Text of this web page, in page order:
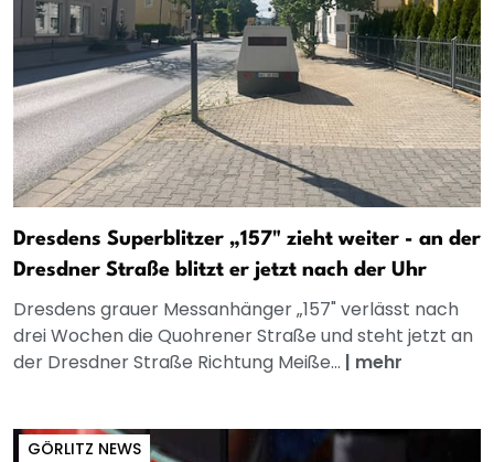
Dresdens Superblitzer „157" zieht weiter - an der
Dresdner Straße blitzt er jetzt nach der Uhr
Dresdens grauer Messanhänger „157" verlässt nach
drei Wochen die Quohrener Straße und steht jetzt an
der Dresdner Straße Richtung Meiße... | mehr
GÖRLITZ NEWS